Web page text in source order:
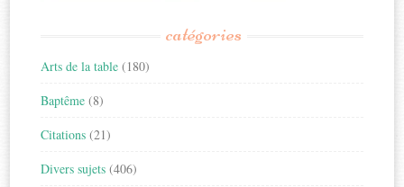
catégories
Arts de la table (180)
Baptême (8)
Citations (21)
Divers sujets (406)